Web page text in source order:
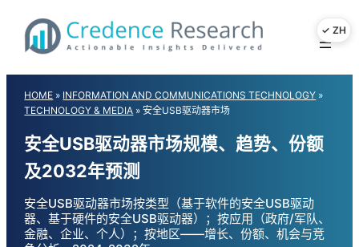
content
HOME » INFORMATION AND COMMUNICATIONS TECHNOLOGY »
TECHNOLOGY & MEDIA »安全USB驱动器市场
安全USB驱动器市场规模、趋势、份额
及2032年预测
安全USB驱动器市场按类型（基于软件的安全USB驱动
器、基于硬件的安全USB驱动器）；按应用（政府/军队、
金融、企业、个人）；按地区——增长、份额、机会与竞